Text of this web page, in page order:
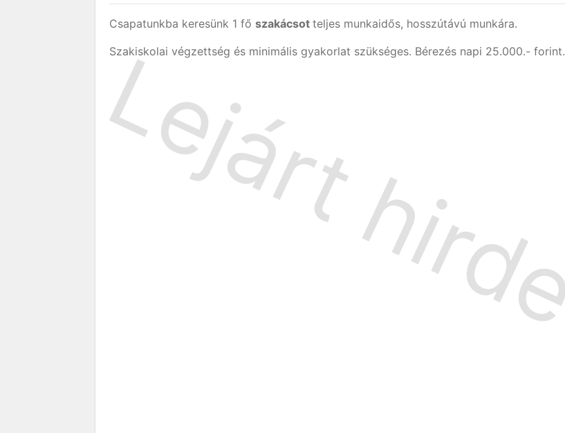
Csapatunkba keresünk 1 fő szakácsot teljes munkaidős, hosszútávú munkára.
Szakiskolai végzettség és minimális gyakorlat szükséges. Bérezés napi 25.000.- forint.